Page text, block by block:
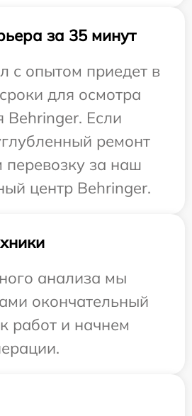
за 35 минут
с опытом приедет в
для осмотра
Behringer. Если
ремонт
за наш
центр Behringer.
анализа мы
окончательный
работ и начнем